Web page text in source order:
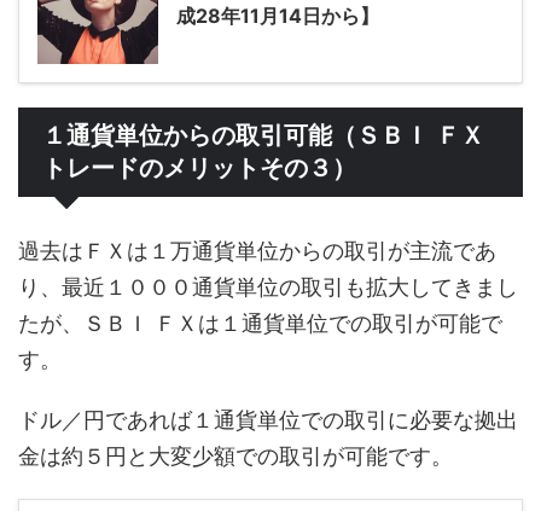
成28年11月14日から】
１通貨単位からの取引可能（ＳＢＩ ＦＸ
トレードのメリットその３）
過去はＦＸは１万通貨単位からの取引が主流であ
り、最近１０００通貨単位の取引も拡大してきまし
たが、ＳＢＩ ＦＸは１通貨単位での取引が可能で
す。
ドル／円であれば１通貨単位での取引に必要な拠出
金は約５円と大変少額での取引が可能です。